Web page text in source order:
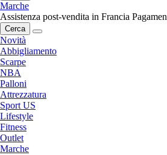
Marche
Assistenza post-vendita in Francia
Cerca
Novità
Abbigliamento
Scarpe
NBA
Palloni
Attrezzatura
Sport US
Lifestyle
Fitness
Outlet
Marche